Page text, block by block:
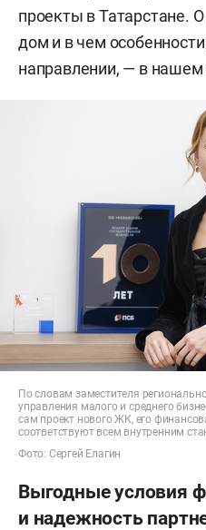
проекты в Татарстане.
дом и в чем
направлении, — в нашем
По словам заместителя
управления малого и среднего
сам проект нового ЖК, его
соответствуют всем внутренним
Фото: Сергей Елагин
Выгодные условия
и надежность